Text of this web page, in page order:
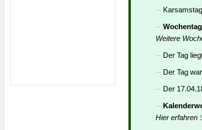
Wochentag
Weitere
Der Tag
Der Tag
Der
Hier erfahren